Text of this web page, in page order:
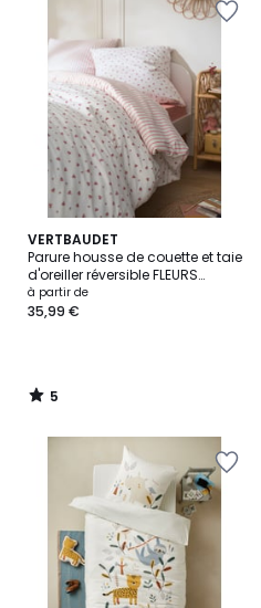
VERTBAUDET
Parure housse de couette et taie
d'oreiller réversible FLEURS
RAYURES, avec coton recyclé
à partir de
35,99 €
5
/
5
5
/